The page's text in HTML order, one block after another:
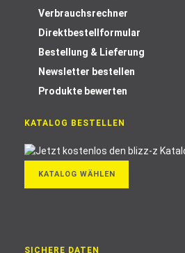
Verbrauchsrechner
Direktbestellformular
Bestellung & Lieferung
Newsletter bestellen
Produkte bewerten
KATALOG BESTELLEN
KATALOG WÄHLEN
SICHERE DATEN